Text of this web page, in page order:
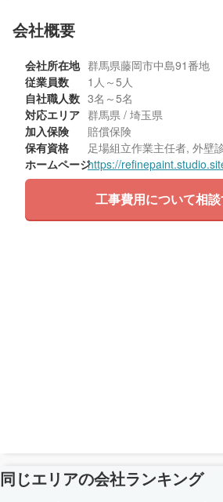
会社概要
会社所在地 群馬県藤岡市中島91番地
従業員数
1人～5人
自社職人数 3名～5名
対応エリア 群馬県 / 埼玉県
加入保険
賠償保険
保有資格
足場組立作業主任者, 外壁
ホームページhttps://
工事費用について相
同じエリアの会社ランキング